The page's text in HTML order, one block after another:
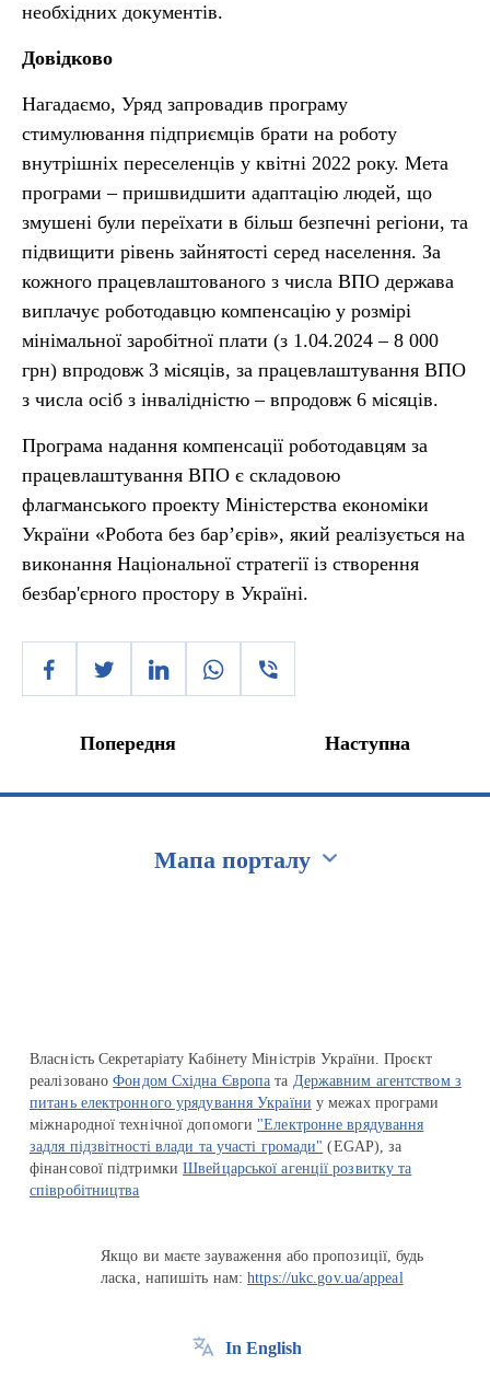
необхідних документів.
Довідково
Нагадаємо, Уряд запровадив програму
стимулювання підприємців брати на роботу
внутрішніх переселенців у квітні 2022 року. Мета
програми – пришвидшити адаптацію людей, що
змушені були переїхати в більш безпечні регіони, та
підвищити рівень зайнятості серед населення. За
кожного працевлаштованого з числа ВПО держава
виплачує роботодавцю компенсацію у розмірі
мінімальної заробітної плати (з 1.04.2024 – 8 000
грн) впродовж 3 місяців, за працевлаштування ВПО
з числа осіб з інвалідністю – впродовж 6 місяців.
Програма надання компенсації роботодавцям за
працевлаштування ВПО є складовою
флагманського проекту Міністерства економіки
України «Робота без бар’єрів», який реалізується на
виконання Національної стратегії із створення
безбар'єрного простору в Україні.
Попередня Наступна
Мапа порталу
Власність Секретаріату Кабінету Міністрів України. Проєкт
реалізованоФондом Східна Європа та Державним агентством з
питань електронного урядування України у межах програми
міжнародної технічної допомоги "Електронне врядування
задля підзвітності влади та участі громади" (EGAP), за
фінансової підтримкиШвейцарської агенції розвитку та
співробітництва
Якщо ви маєте зауваження або пропозиції, будь
ласка, напишіть нам:https://ukc.gov.ua/appeal
In English